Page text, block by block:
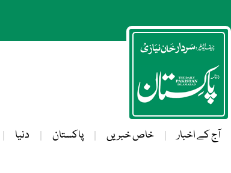
آج کے اخبار خاص خبریں پاکستان دنیا